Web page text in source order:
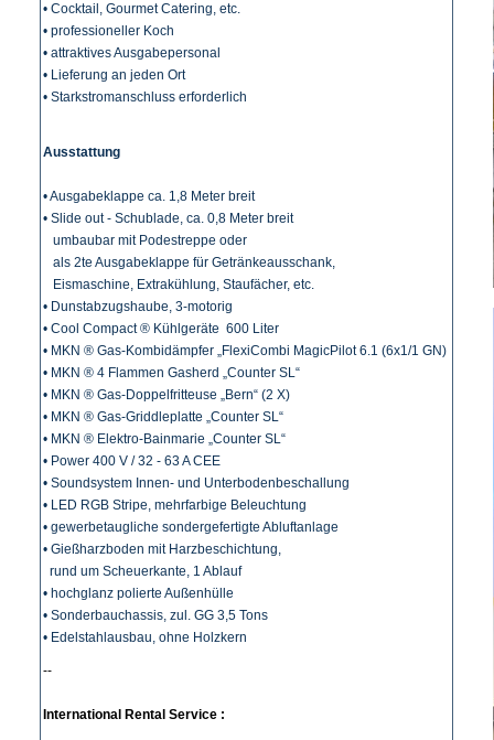
• Cocktail, Gourmet Catering, etc.
• professioneller Koch
• attraktives Ausgabepersonal
• Lieferung an jeden Ort
• Starkstromanschluss erforderlich
Ausstattung
• Ausgabeklappe ca. 1,8 Meter breit
• Slide out - Schublade, ca. 0,8 Meter breit
umbaubar mit Podestreppe oder
als 2te Ausgabeklappe für Getränkeausschank,
Eismaschine, Extrakühlung, Staufächer, etc.
• Dunstabzugshaube, 3-motorig
• Cool Compact ® Kühlgeräte 600 Liter
• MKN ® Gas-Kombidämpfer „FlexiCombi MagicPilot 6.1 (6x1/1 GN)
• MKN ® 4 Flammen Gasherd „Counter SL“
• MKN ® Gas-Doppelfritteuse „Bern“ (2 X)
• MKN ® Gas-Griddleplatte „Counter SL“
• MKN ® Elektro-Bainmarie „Counter SL“
• Power 400 V / 32 - 63 A CEE
• Soundsystem Innen- und Unterbodenbeschallung
• LED RGB Stripe, mehrfarbige Beleuchtung
• gewerbetaugliche sondergefertigte Abluftanlage
• Gießharzboden mit Harzbeschichtung,
rund um Scheuerkante, 1 Ablauf
• hochglanz polierte Außenhülle
• Sonderbauchassis, zul. GG 3,5 Tons
• Edelstahlausbau, ohne Holzkern
--
International Rental Service :